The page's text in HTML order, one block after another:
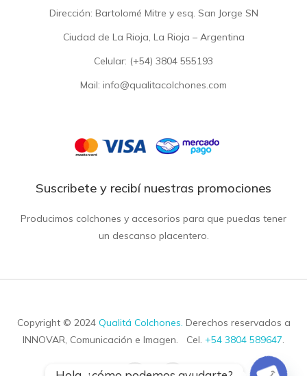
Dirección: Bartolomé Mitre y esq. San Jorge SN
Ciudad de La Rioja, La Rioja – Argentina
Celular: (+54) 3804 555193
Mail: info@qualitacolchones.com
Suscribete y recibí nuestras promociones
Producimos colchones y accesorios para que puedas tener
un descanso placentero.
Copyright © 2024 Qualitá Colchones Derechos reservados a
INNOVAR, Comunicación e Imagen. Cel. +54 3804 589647